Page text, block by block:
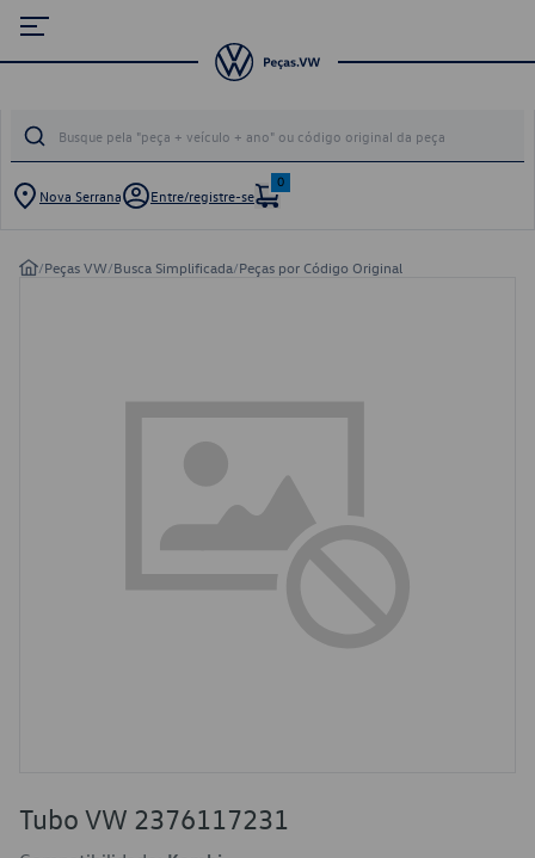
Nova Serrana Entre/registre-se
0
/Peças VW/Busca Simplificada/Peças por Código Original
Tubo VW 2376117231